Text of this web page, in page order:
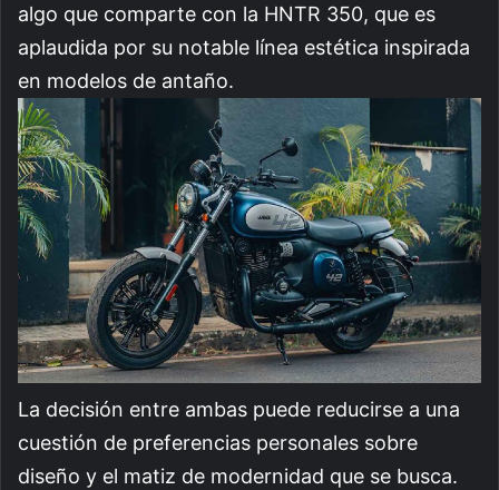
algo que comparte con la HNTR 350, que es
aplaudida por su notable línea estética inspirada
en modelos de antaño.
La decisión entre ambas puede reducirse a una
cuestión de preferencias personales sobre
diseño y el matiz de modernidad que se busca.